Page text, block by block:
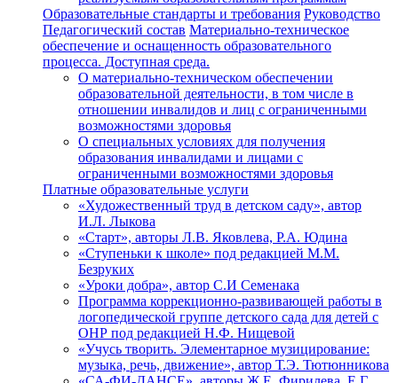
Образовательные стандарты и требования Руководство
Педагогический состав Материально-техническое
обеспечение и оснащенность образовательного
процесса. Доступная среда.
О материально-техническом обеспечении
образовательной деятельности, в том числе в
отношении инвалидов и лиц с ограниченными
возможностями здоровья
О специальных условиях для получения
образования инвалидами и лицами с
ограниченными возможностями здоровья
Платные образовательные услуги
«Художественный труд в детском саду», автор
И.Л. Лыкова
«Старт», авторы Л.В. Яковлева, Р.А. Юдина
«Ступеньки к школе» под редакцией М.М.
Безруких
«Уроки добра», автор С.И Семенака
Программа коррекционно-развивающей работы в
логопедической группе детского сада для детей с
ОНР под редакцией Н.Ф. Нищевой
«Учусь творить. Элементарное музицирование:
музыка, речь, движение», автор Т.Э. Тютюнникова